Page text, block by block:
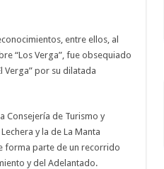
entre ellos, al
“Los Verga”, fue obsequiado
Verga” por su dilatada
Consejería de Turismo y
y la de La Manta
forma parte de un recorrido
y del Adelantado.